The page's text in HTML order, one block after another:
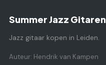
Summer Jazz Gitaren
Jazz gitaar kopen in Leiden.
Auteur: Hendrik van Kampen